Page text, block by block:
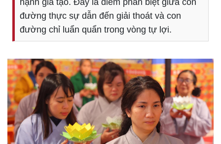
hạnh giả tạo. Đây là điểm phân biệt giữa con
đường thực sự dẫn đến giải thoát và con
đường chỉ luẩn quẩn trong vòng tự lợi.